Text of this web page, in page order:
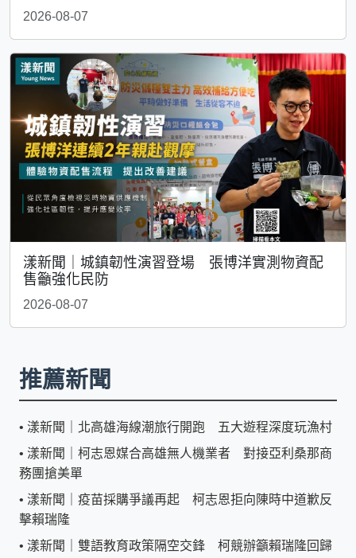
2026-08-07
漾新聞｜城鎮韌性演習登場 張博洋實測物資配
售籲強化民防
2026-08-07
推薦新聞
• 漾新聞｜北高雄海線潮旅行開跑 五大遊程深度玩漁村
• 漾新聞｜柯志恩媒合高雄無人機業者 對接亞利桑那商
務團搶美單
• 漾新聞｜疫苗採購爭議再起 柯志恩拒向陳時中道歉反
擊賴瑞隆
• 漾新聞｜雙語教育政策隔空交鋒 柯競辦籲賴瑞隆回歸